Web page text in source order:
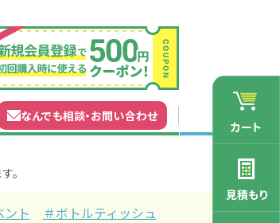
なんでも相談・お問い合わせ
カート
見積もり
。
ント ＃ボトルティッシュ